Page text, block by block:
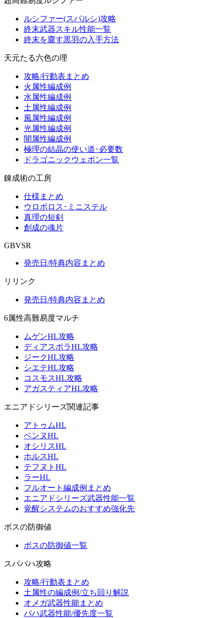
ルシファー(スパルシ)攻略
終末武器スキル性能一覧
終末を齎す黒羽の入手方法
天元たる六色の理
攻略/行動表まとめ
火属性編成例
水属性編成例
土属性編成例
風属性編成例
光属性編成例
闇属性編成例
極理の結晶の使い道･必要数
ドラゴニックウェポン一覧
錬成術の工房
仕様まとめ
ウロボロス･ミニステル
真理の短剣
創成の魂片
GBVSR
発売日/特典内容まとめ
リリンク
発売日/特典内容まとめ
6属性高難易度マルチ
ムゲンHL攻略
ディアスポラHL攻略
ジークHL攻略
シエテHL攻略
コスモスHL攻略
アガスティアHL攻略
エニアドシリーズ関連記事
アトゥムHL
ベンヌHL
オシリスHL
ホルスHL
テフヌトHL
ラーHL
フルオート編成例まとめ
エニアドシリーズ武器性能一覧
覚醒システムのおすすめ強化先
ボスの防御値
ボスの防御値一覧
スパバハ攻略
攻略/行動表まとめ
土属性の編成例/立ち回り解説
オメガ武器性能まとめ
バハ武器性能/優先度一覧